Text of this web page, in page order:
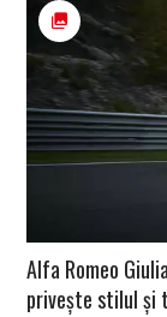
Alfa Romeo
privește stilul și